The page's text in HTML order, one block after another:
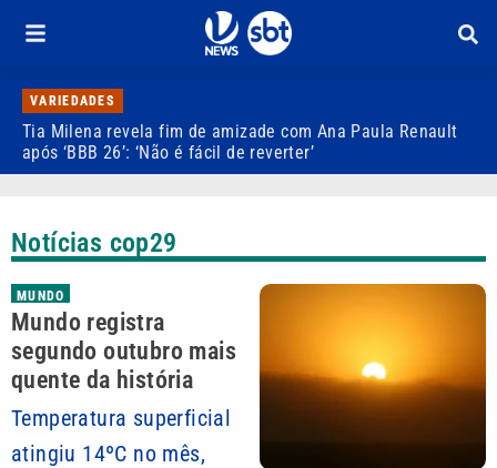
VARIEDADES
Tia Milena revela fim de amizade com Ana Paula Renault
após ‘BBB 26’: ‘Não é fácil de reverter’
Notícias cop29
MUNDO
Mundo registra
segundo outubro mais
quente da história
Temperatura superficial
atingiu 14ºC no mês,